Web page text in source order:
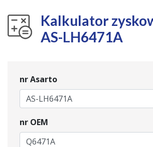
Kalkulator
AS-LH6471A
nr Asarto
nr OEM